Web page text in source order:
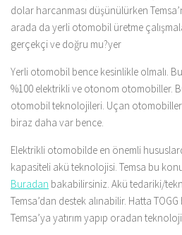
dolar harcanması düşünülürken
arada da yerli otomobil üretme
gerçekçi ve doğru mu?yer
Yerli otomobil bence kesinlikle olmalı.
%100 elektrikli ve otonom otomobiller.
otomobil teknolojileri. Uçan
biraz daha var bence.
Elektrikli otomobilde en önemli
kapasiteli akü teknolojisi. Temsa bu
Buradan bakabilirsiniz. Akü tedariki/
Temsa’dan destek alınabilir. Hatta
Temsa’ya yatırım yapıp oradan